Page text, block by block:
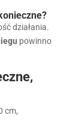
działania.
powinno
cm,